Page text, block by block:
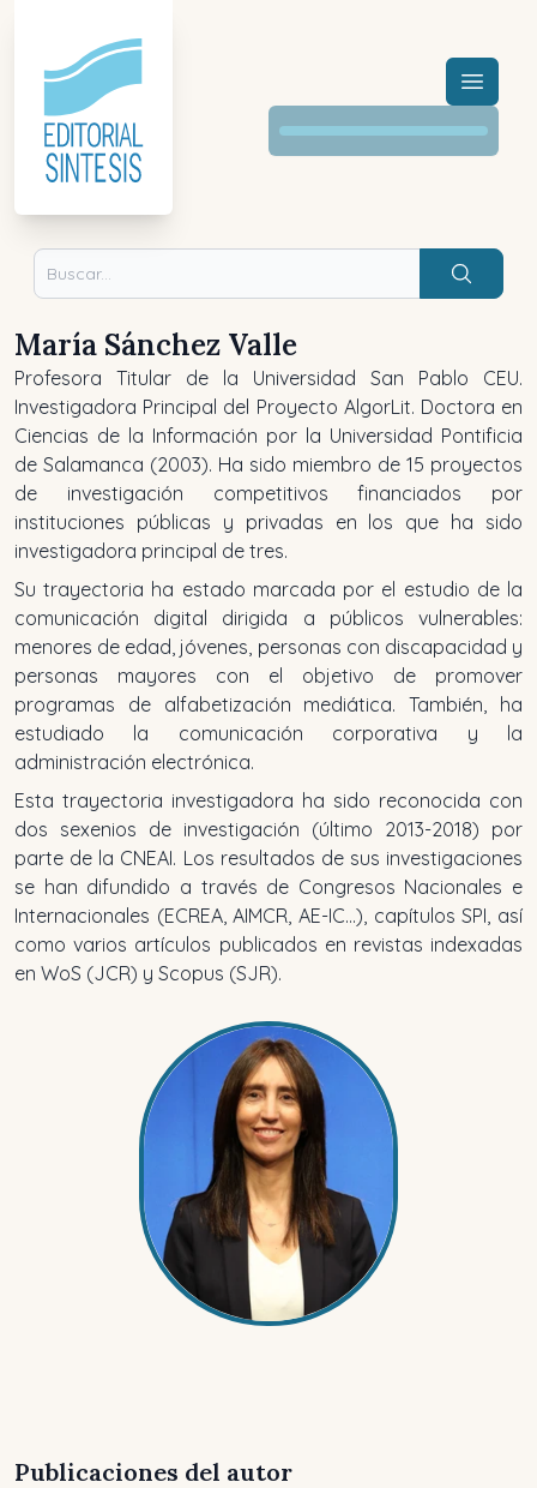
Menú
Buscar
María Sánchez Valle
Profesora Titular de la Universidad San Pablo CEU.
Investigadora Principal del Proyecto AlgorLit. Doctora en
Ciencias de la Información por la Universidad Pontificia
de Salamanca (2003). Ha sido miembro de 15 proyectos
de investigación competitivos financiados por
instituciones públicas y privadas en los que ha sido
investigadora principal de tres.
Su trayectoria ha estado marcada por el estudio de la
comunicación digital dirigida a públicos vulnerables:
menores de edad, jóvenes, personas con discapacidad y
personas mayores con el objetivo de promover
programas de alfabetización mediática. También, ha
estudiado la comunicación corporativa y la
administración electrónica.
Esta trayectoria investigadora ha sido reconocida con
dos sexenios de investigación (último 2013-2018) por
parte de la CNEAI. Los resultados de sus investigaciones
se han difundido a través de Congresos Nacionales e
Internacionales (ECREA, AIMCR, AE-IC…), capítulos SPI, así
como varios artículos publicados en revistas indexadas
en WoS (JCR) y Scopus (SJR).
Publicaciones del autor